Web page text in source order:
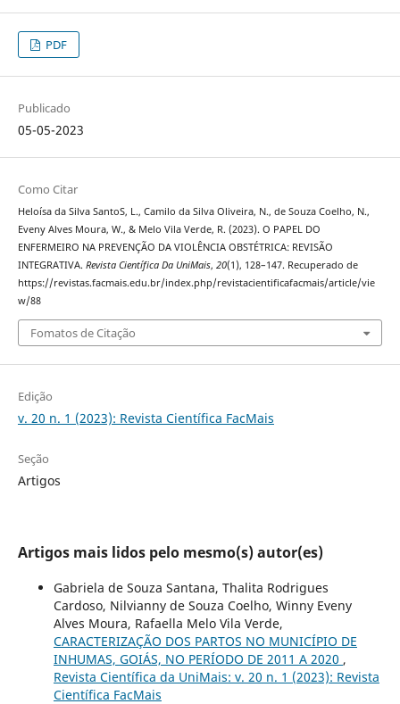
PDF
Publicado
05-05-2023
Como Citar
Heloísa da Silva SantoS, L., Camilo da Silva Oliveira, N., de Souza Coelho, N.,
Eveny Alves Moura, W., & Melo Vila Verde, R. (2023). O PAPEL DO
ENFERMEIRO NA PREVENÇÃO DA VIOLÊNCIA OBSTÉTRICA: REVISÃO
INTEGRATIVA. Revista Científica Da UniMais, 20(1), 128–147. Recuperado de
https://revistas.facmais.edu.br/index.php/revistacientificafacmais/article/vie
w/88
Fomatos de Citação
Edição
v. 20 n. 1 (2023): Revista Científica FacMais
Seção
Artigos
Artigos mais lidos pelo mesmo(s) autor(es)
Gabriela de Souza Santana, Thalita Rodrigues
Cardoso, Nilvianny de Souza Coelho, Winny Eveny
Alves Moura, Rafaella Melo Vila Verde,
CARACTERIZAÇÃO DOS PARTOS NO MUNICÍPIO DE
INHUMAS, GOIÁS, NO PERÍODO DE 2011 A 2020 ,
Revista Científica da UniMais: v. 20 n. 1 (2023): Revista
Científica FacMais